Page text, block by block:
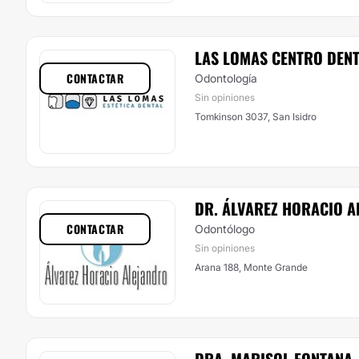
LAS LOMAS CENTRO
Odontología
Sin opiniones
Tomkinson 3037, San Isidro
CONTACTAR
DR. ÁLVAREZ HORACIO
Odontólogo
Sin opiniones
Arana 188, Monte Grande
CONTACTAR